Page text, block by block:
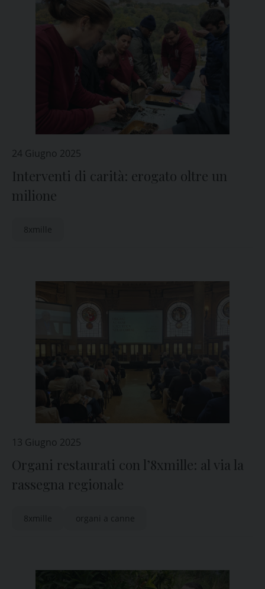
24 Giugno 2025
Interventi di carità: erogato oltre un
milione
8xmille
13 Giugno 2025
Organi restaurati con l’8xmille: al via la
rassegna regionale
8xmille organi a canne